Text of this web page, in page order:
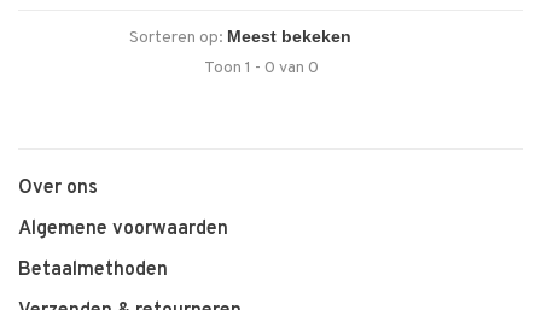
Sorteren op:
Toon 1 - 0 van 0
Over ons
Algemene voorwaarden
Betaalmethoden